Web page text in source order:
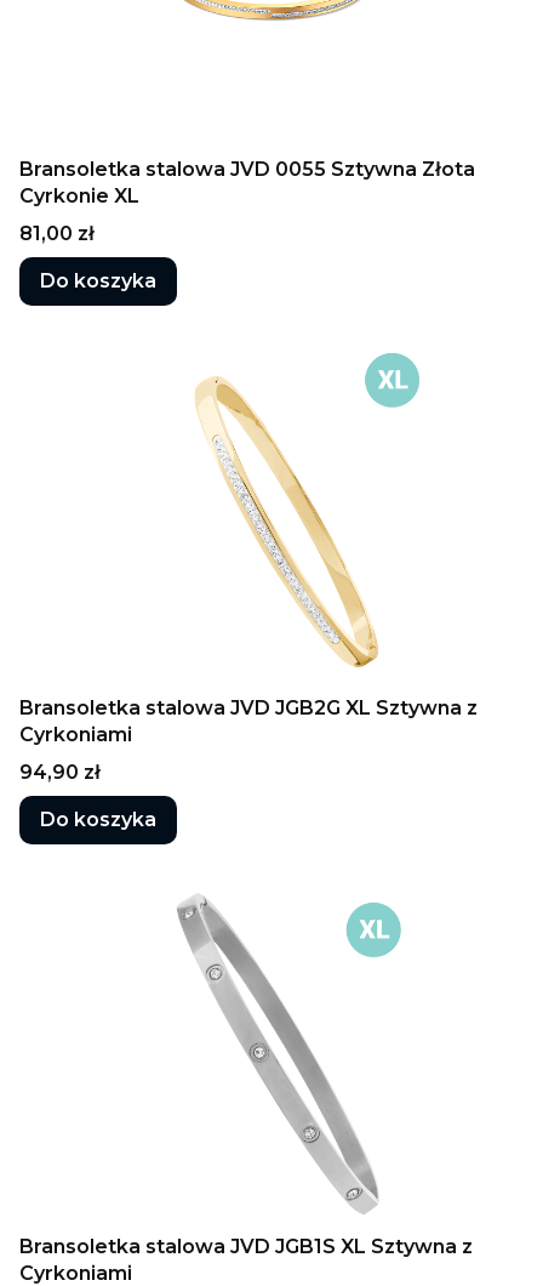
Bransoletka stalowa JVD 0055 Sztywna Złota
Cyrkonie XL
Cena
81,00 zł
Do koszyka
Bransoletka stalowa JVD JGB2G XL Sztywna z
Cyrkoniami
Cena
94,90 zł
Do koszyka
Bransoletka stalowa JVD JGB1S XL Sztywna z
Cyrkoniami